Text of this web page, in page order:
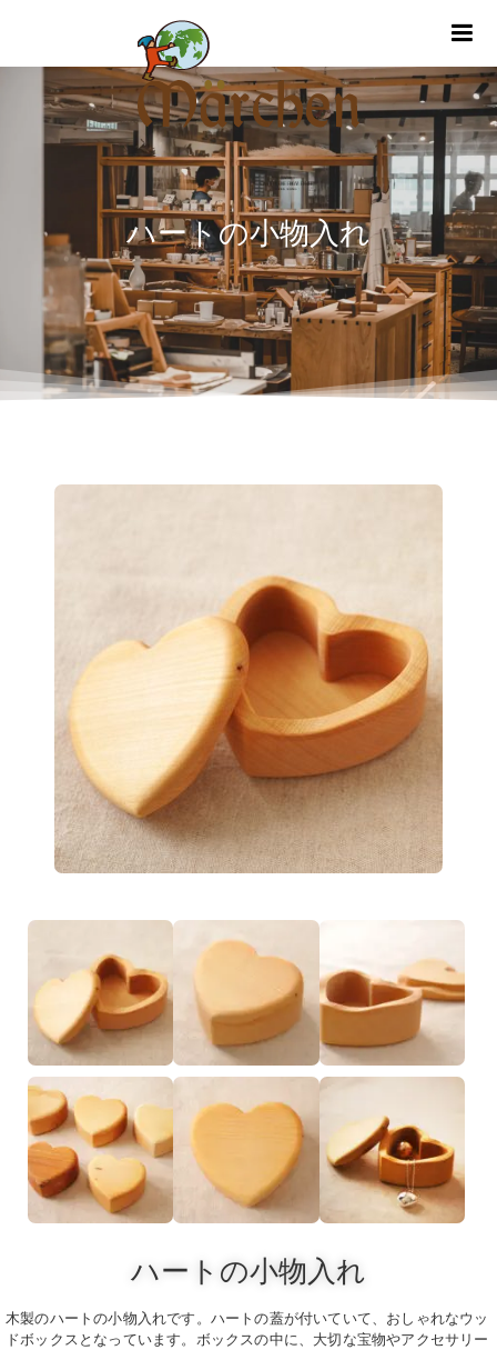
ハートの小物入れ
ハートの小物入れ
木製のハートの小物入れです。ハートの蓋が付いていて、おしゃれなウッ
ドボックスとなっています。ボックスの中に、大切な宝物やアクセサリー